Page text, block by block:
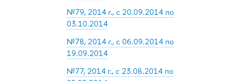
№79, 2014 г., с 20.09.2014 по
03.10.2014
№78, 2014 г., с 06.09.2014 по
19.09.2014
№77, 2014 г., с 23.08.2014 по